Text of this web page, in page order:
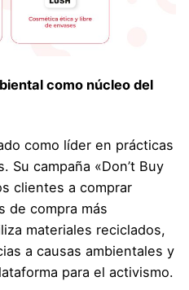
como núcleo del
como líder en prácticas
Su campaña «Don’t Buy
clientes a comprar
de compra más
materiales reciclados,
a causas ambientales y
para el activismo.